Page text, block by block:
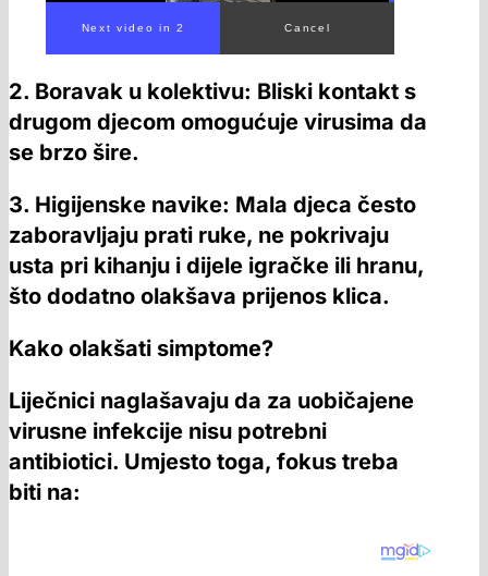
2. Boravak u kolektivu: Bliski kontakt s
drugom djecom omogućuje virusima da
se brzo šire.
3. Higijenske navike: Mala djeca često
zaboravljaju prati ruke, ne pokrivaju
usta pri kihanju i dijele igračke ili hranu,
što dodatno olakšava prijenos klica.
Kako olakšati simptome?
Liječnici naglašavaju da za uobičajene
virusne infekcije nisu potrebni
antibiotici. Umjesto toga, fokus treba
biti na: